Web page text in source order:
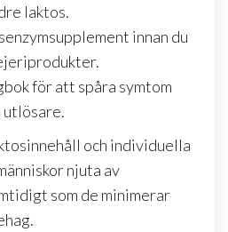
laktos.
innan du
för att spåra symtom
och individuella
njuta av
som de minimerar